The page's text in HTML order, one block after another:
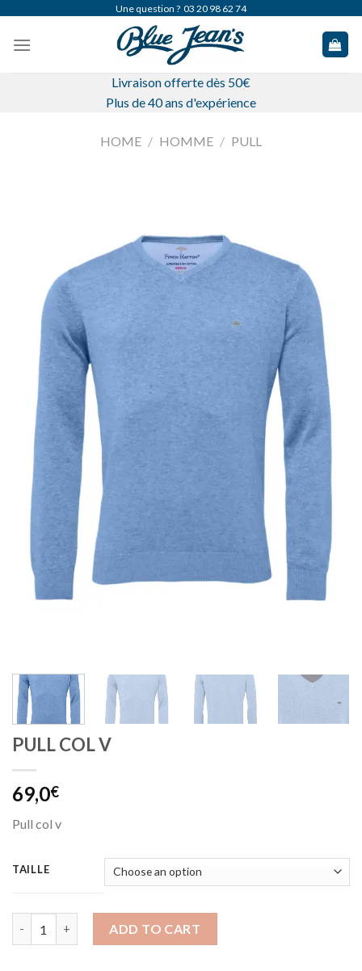
content
Une question ? 03 20 98 62 74
Livraison offerte dès 50€
Plus de 40 ans d'expérience
HOME / HOMME / PULL
PULL COL V
69,0€
Pull col v
TAILLE
ADD TO CART